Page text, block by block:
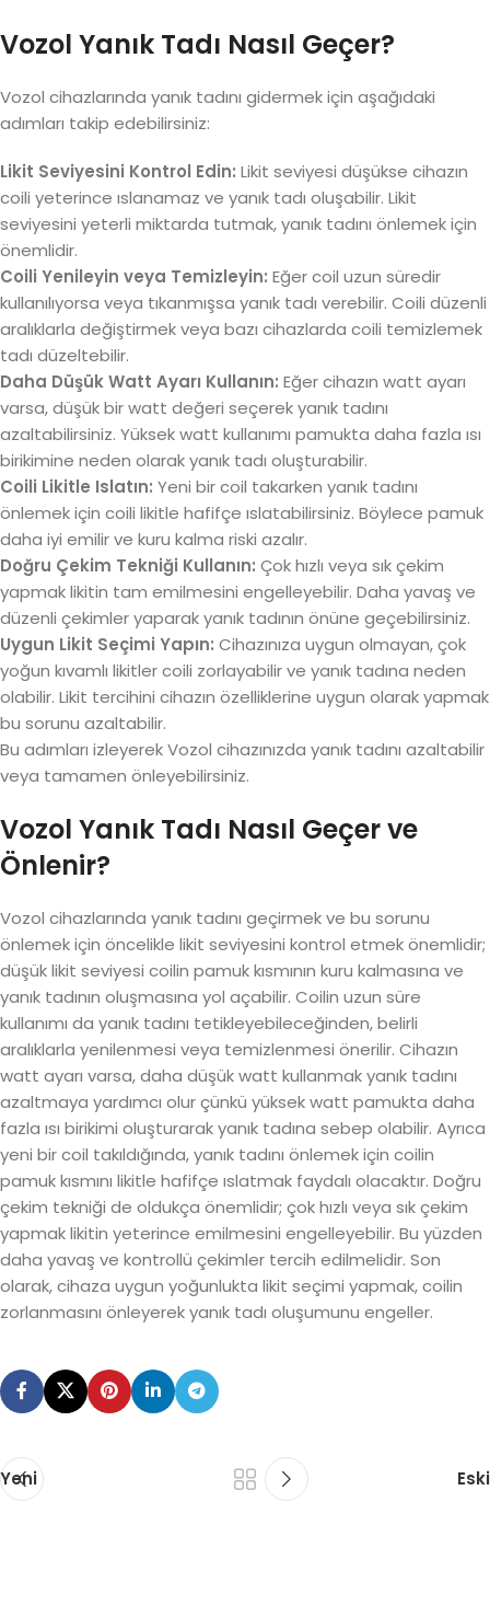
Vozol Yanık Tadı Nasıl Geçer?
Vozol cihazlarında yanık tadını gidermek için aşağıdaki
adımları takip edebilirsiniz:
Likit Seviyesini Kontrol Edin: Likit seviyesi düşükse cihazın
coili yeterince ıslanamaz ve yanık tadı oluşabilir. Likit
seviyesini yeterli miktarda tutmak, yanık tadını önlemek için
önemlidir.
Coili Yenileyin veya Temizleyin: Eğer coil uzun süredir
kullanılıyorsa veya tıkanmışsa yanık tadı verebilir. Coili düzenli
aralıklarla değiştirmek veya bazı cihazlarda coili temizlemek
tadı düzeltebilir.
Daha Düşük Watt Ayarı Kullanın: Eğer cihazın watt ayarı
varsa, düşük bir watt değeri seçerek yanık tadını
azaltabilirsiniz. Yüksek watt kullanımı pamukta daha fazla ısı
birikimine neden olarak yanık tadı oluşturabilir.
Coili Likitle Islatın: Yeni bir coil takarken yanık tadını
önlemek için coili likitle hafifçe ıslatabilirsiniz. Böylece pamuk
daha iyi emilir ve kuru kalma riski azalır.
Doğru Çekim Tekniği Kullanın: Çok hızlı veya sık çekim
yapmak likitin tam emilmesini engelleyebilir. Daha yavaş ve
düzenli çekimler yaparak yanık tadının önüne geçebilirsiniz.
Uygun Likit Seçimi Yapın: Cihazınıza uygun olmayan, çok
yoğun kıvamlı likitler coili zorlayabilir ve yanık tadına neden
olabilir. Likit tercihini cihazın özelliklerine uygun olarak yapmak
bu sorunu azaltabilir.
Bu adımları izleyerek Vozol cihazınızda yanık tadını azaltabilir
veya tamamen önleyebilirsiniz.
Vozol Yanık Tadı Nasıl Geçer ve
Önlenir?
Vozol cihazlarında yanık tadını geçirmek ve bu sorunu
önlemek için öncelikle likit seviyesini kontrol etmek önemlidir;
düşük likit seviyesi coilin pamuk kısmının kuru kalmasına ve
yanık tadının oluşmasına yol açabilir. Coilin uzun süre
kullanımı da yanık tadını tetikleyebileceğinden, belirli
aralıklarla yenilenmesi veya temizlenmesi önerilir. Cihazın
watt ayarı varsa, daha düşük watt kullanmak yanık tadını
azaltmaya yardımcı olur çünkü yüksek watt pamukta daha
fazla ısı birikimi oluşturarak yanık tadına sebep olabilir. Ayrıca
yeni bir coil takıldığında, yanık tadını önlemek için coilin
pamuk kısmını likitle hafifçe ıslatmak faydalı olacaktır. Doğru
çekim tekniği de oldukça önemlidir; çok hızlı veya sık çekim
yapmak likitin yeterince emilmesini engelleyebilir. Bu yüzden
daha yavaş ve kontrollü çekimler tercih edilmelidir. Son
olarak, cihaza uygun yoğunlukta likit seçimi yapmak, coilin
zorlanmasını önleyerek yanık tadı oluşumunu engeller.
Yeni Eski